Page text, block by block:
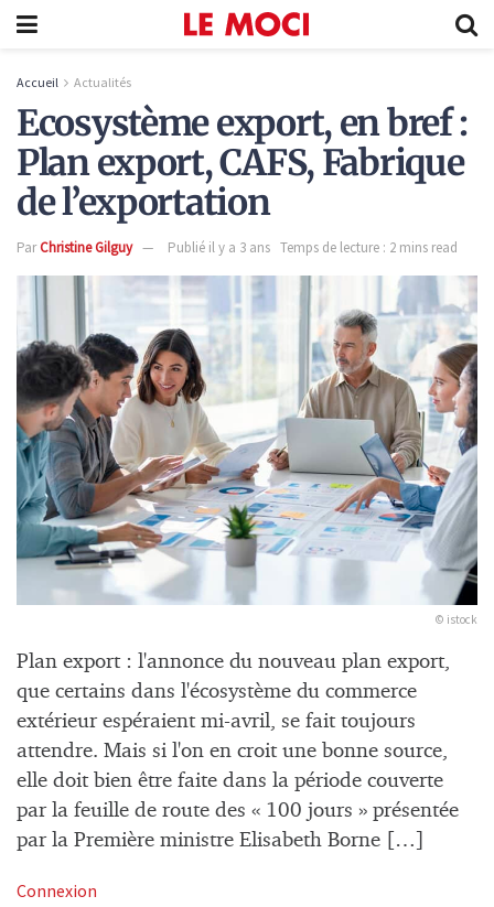
Accueil Actualités
Ecosystème export, en bref :
Plan export, CAFS, Fabrique
de l’exportation
ParChristine Gilguy Publié il y a 3 ans Temps de lecture : 2 mins read
© istock
Plan export : l'annonce du nouveau plan export,
que certains dans l'écosystème du commerce
extérieur espéraient mi-avril, se fait toujours
attendre. Mais si l'on en croit une bonne source,
elle doit bien être faite dans la période couverte
par la feuille de route des « 100 jours » présentée
par la Première ministre Elisabeth Borne […]
Connexion